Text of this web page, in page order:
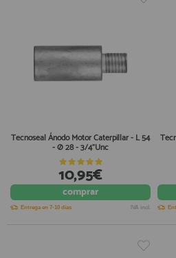
Tecnoseal Ánodo Motor Caterpillar - L 54
- Ø 28 - 3/4"Unc
10,95€
comprar
Entrega en 7-10 días IVA incl.